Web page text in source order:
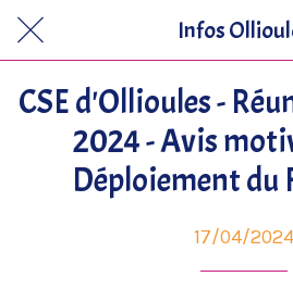
Infos
CSE d'Ollioules -
2024 - Avis
Déploiement du
17/04/2024